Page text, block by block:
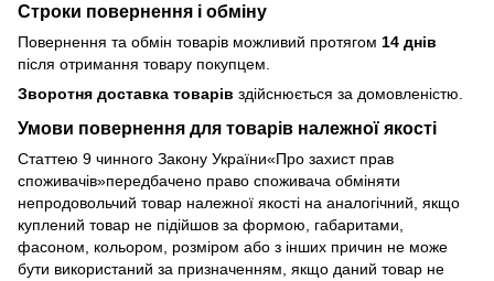
Строки повернення і обміну
Повернення та обмін товарів можливий протягом 14 днів
після отримання товару покупцем.
Зворотня доставка товарів здійснюється за домовленістю.
Умови повернення для товарів належної якості
Статтею 9 чинного Закону України«Про захист прав
споживачів»передбачено право споживача обміняти
непродовольчий товар належної якості на аналогічний, якщо
куплений товар не підійшов за формою, габаритами,
фасоном, кольором, розміром або з інших причин не може
бути використаний за призначенням, якщо даний товар не